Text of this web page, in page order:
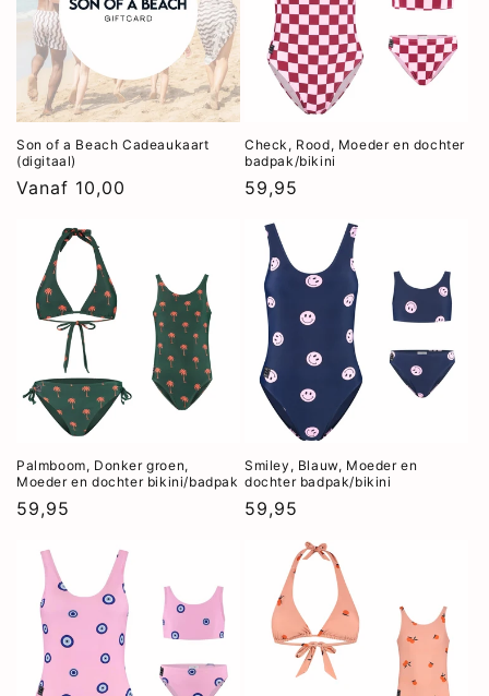
i
e
:
Son of a Beach Cadeaukaart
(digitaal)
Normale
Vanaf 10,00
Check, Rood, Moeder en dochter
badpak/bikini
Normale
59,95
Palmboom, Donker groen,
Moeder en dochter bikini/badpak
Normale
59,95
Smiley, Blauw, Moeder en
dochter badpak/bikini
Normale
59,95